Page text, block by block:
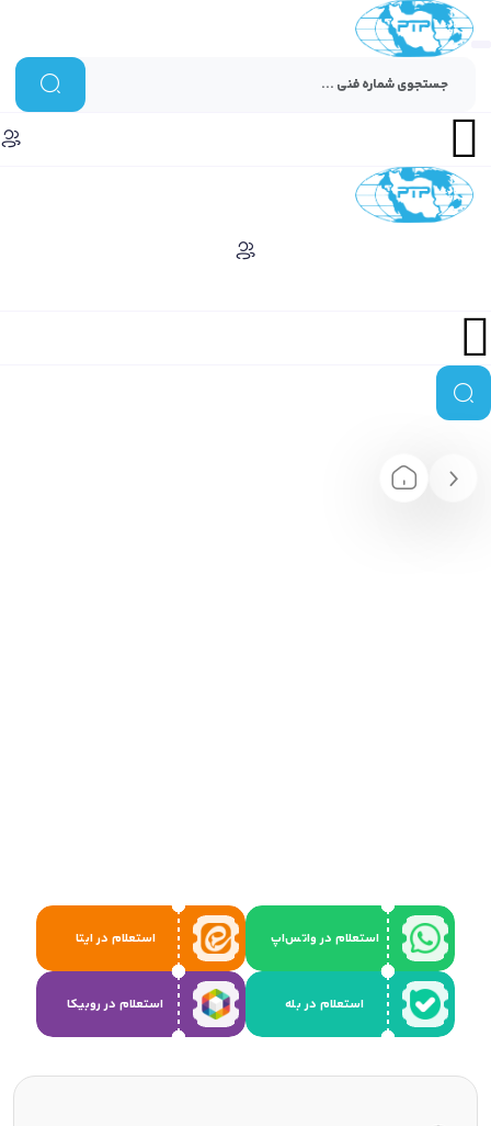
استعلام در واتس‌اپ استعلام در ایتا
استعلام در بله استعلام در روبیکا